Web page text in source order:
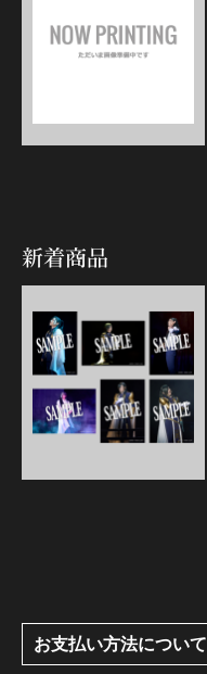
新着商品
お支払い方法について